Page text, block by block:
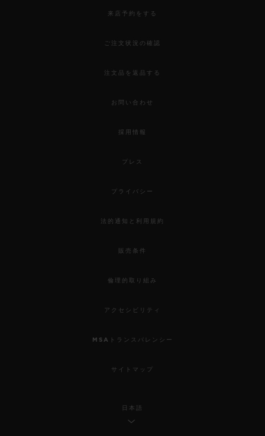
来店予約をする
ご注文状況の確認
注文品を返品する
お問い合わせ
採用情報
プレス
プライバシー
法的通知と利用規約
販売条件
倫理的取り組み
アクセシビリティ
MSAトランスパレンシー
サイトマップ
日本語